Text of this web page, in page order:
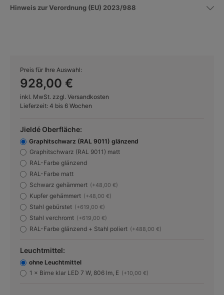
Hinweis zur Verordnung (EU) 2023/988
Preis für Ihre Auswahl:
928,00 €
inkl. MwSt. zzgl. Versandkosten
Lieferzeit: 4 bis 6 Wochen
Jieldé Oberfläche:
Graphitschwarz (RAL 9011) glänzend
Graphitschwarz (RAL 9011) matt
RAL-Farbe glänzend
RAL-Farbe matt
Schwarz gehämmert (+48,00 €)
Kupfer gehämmert (+48,00 €)
Stahl gebürstet (+619,00 €)
Stahl verchromt (+619,00 €)
RAL-Farbe glänzend + Stahl poliert (+488,00 €)
Leuchtmittel:
ohne Leuchtmittel
1 × Birne klar LED 7 W, 806 lm, E (+10,00 €)